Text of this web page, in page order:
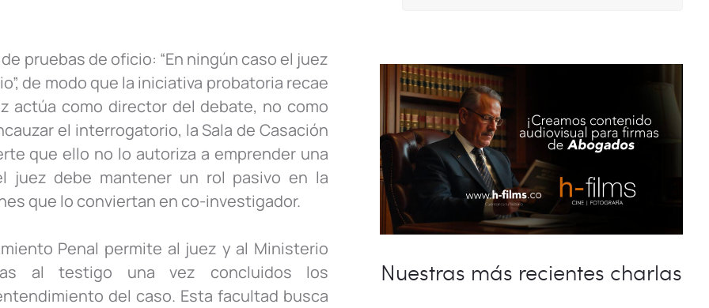
pruebas de oficio: “En ningún caso el juez
de modo que la iniciativa probatoria recae
actúa como director del debate, no como
el interrogatorio, la Sala de Casación
que ello no lo autoriza a emprender una
juez debe mantener un rol pasivo en la
que lo conviertan en co-investigador.
Penal permite al juez y al Ministerio
al testigo una vez concluidos los
del caso. Esta facultad busca
Nuestras más recientes charlas